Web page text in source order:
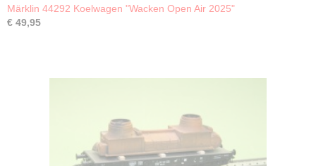
Märklin 44292 Koelwagen "Wacken Open Air 2025"
€ 49,95